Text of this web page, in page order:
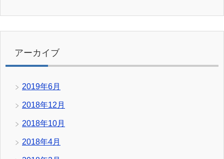
アーカイブ
2019年6月
2018年12月
2018年10月
2018年4月